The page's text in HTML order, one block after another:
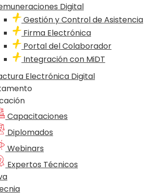
Digital
Gestión y Control de Asistencia
Firma Electrónica
Portal del Colaborador
Integración con MiDT
Electrónica Digital
Capacitaciones
Diplomados
Webinars
Expertos Técnicos